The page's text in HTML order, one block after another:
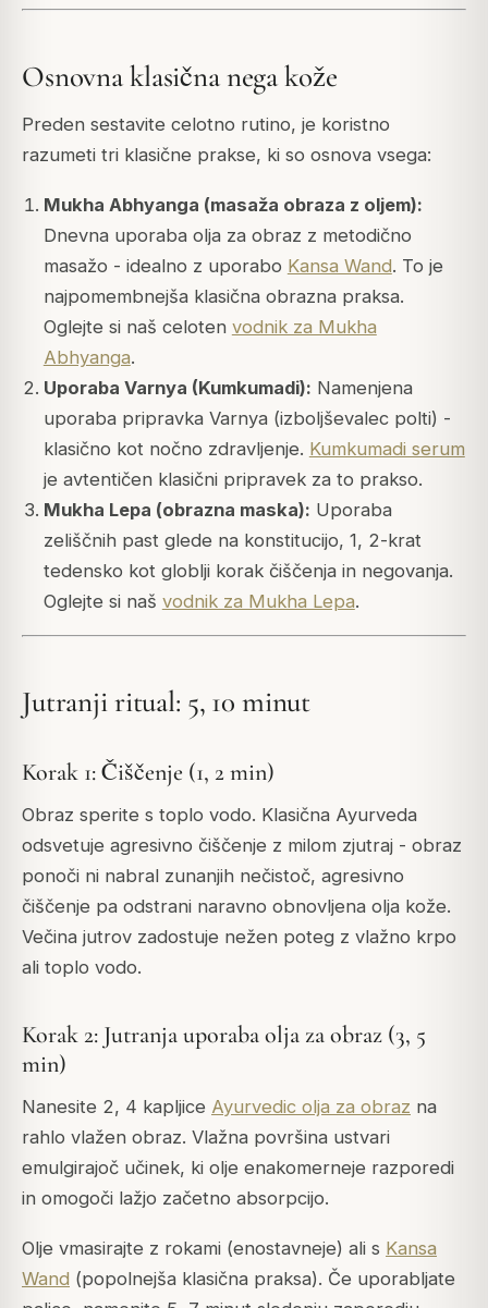
Osnovna klasična nega kože
Preden sestavite celotno rutino, je koristno
razumeti tri klasične prakse, ki so osnova vsega:
Mukha Abhyanga (masaža obraza z oljem):
Dnevna uporaba olja za obraz z metodično
masažo - idealno z uporabo Kansa Wand. To je
najpomembnejša klasična obrazna praksa.
Oglejte si naš celoten vodnik za Mukha
Abhyanga.
Uporaba Varnya (Kumkumadi): Namenjena
uporaba pripravka Varnya (izboljševalec polti) -
klasično kot nočno zdravljenje. Kumkumadi serum
je avtentičen klasični pripravek za to prakso.
Mukha Lepa (obrazna maska): Uporaba
zeliščnih past glede na konstitucijo, 1, 2-krat
tedensko kot globlji korak čiščenja in negovanja.
Oglejte si naš vodnik za Mukha Lepa.
Jutranji ritual: 5, 10 minut
Korak 1: Čiščenje (1, 2 min)
Obraz sperite s toplo vodo. Klasična Ayurveda
odsvetuje agresivno čiščenje z milom zjutraj - obraz
ponoči ni nabral zunanjih nečistoč, agresivno
čiščenje pa odstrani naravno obnovljena olja kože.
Večina jutrov zadostuje nežen poteg z vlažno krpo
ali toplo vodo.
Korak 2: Jutranja uporaba olja za obraz (3, 5
min)
Nanesite 2, 4 kapljice Ayurvedic olja za obraz na
rahlo vlažen obraz. Vlažna površina ustvari
emulgirajoč učinek, ki olje enakomerneje razporedi
in omogoči lažjo začetno absorpcijo.
Olje vmasirajte z rokami (enostavneje) ali s Kansa
Wand (popolnejša klasična praksa). Če uporabljate